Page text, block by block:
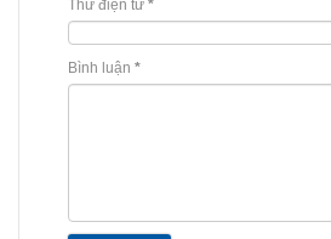
Thư điện tử *
Bình luận *